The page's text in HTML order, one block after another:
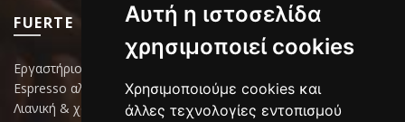
Αυτή η ιστοσελίδα
χρησιμοποιεί cookies
Χρησιμοποιούμε cookies και
άλλες τεχνολογίες εντοπισμού
FUERTE
Εργαστήριο επεξεργασίας καφέ
Espresso αλεσμένος ή κόκκους
Λιανική & χονδρική πώληση